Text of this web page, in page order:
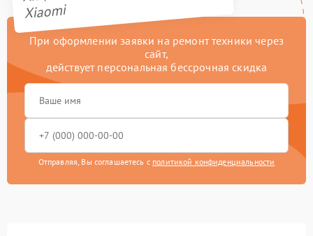
Xiaomi
При оформлении заявки на ремонт техники через
сайт,
действует персональная бессрочная скидка
Отправляя, Вы соглашаетесь с политикой конфиденциальности